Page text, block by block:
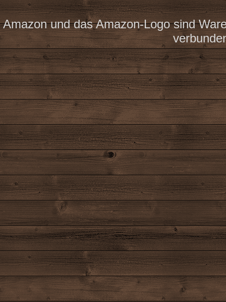
Amazon und das Amazon-Logo sind